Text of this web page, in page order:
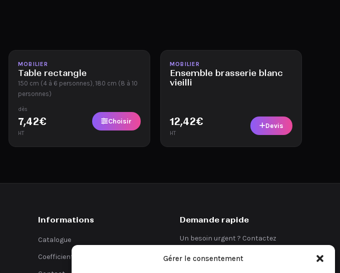
Gérer le consentement
Disponible
MOBILIER
Table rectangle
150 cm (4 à 6 personnes), 180 cm (8 à 10
personnes)
dès
7,42€
HT
Choisir
Disponible
MOBILIER
Ensemble brasserie blanc
vieilli
12,42€
HT
Devis
Informations
Catalogue
Coefficients
Demande rapide
Un besoin urgent ? Contactez